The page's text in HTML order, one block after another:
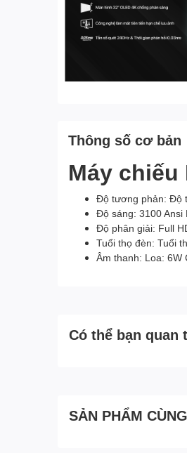
Thông số cơ bản
Máy chiếu
Độ tương phản: Độ
Độ sáng: 3100 Ansi
Độ phân giải: Full
Tuổi thọ đèn: Tuổi
Âm thanh: Loa: 6W
Có thể bạn quan
SẢN PHẨM